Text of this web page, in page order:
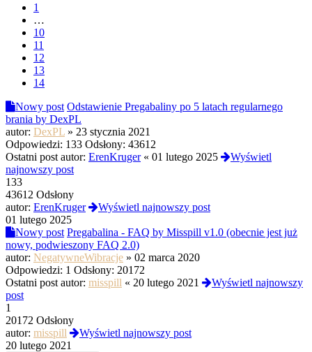
1
…
10
11
12
13
14
Nowy post Odstawienie Pregabaliny po 5 latach regularnego
brania by DexPL
autor: DexPL » 23 stycznia 2021
Odpowiedzi: 133 Odsłony: 43612
Ostatni post autor: ErenKruger« 01 lutego 2025
Wyświetl
najnowszy post
133
43612 Odsłony
autor: ErenKruger
Wyświetl najnowszy post
01 lutego 2025
Nowy post Pregabalina - FAQ by Misspill v1.0 (obecnie jest już
nowy, podwieszony FAQ 2.0)
autor: NegatywneWibracje » 02 marca 2020
Odpowiedzi: 1 Odsłony: 20172
Ostatni post autor: misspill « 20 lutego 2021
Wyświetl najnowszy
post
1
20172 Odsłony
autor: misspill
Wyświetl najnowszy post
20 lutego 2021